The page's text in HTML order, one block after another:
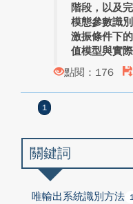
階段，以及
模態參數識
激振條件下
值模型與實
點閱：176
1
關鍵詞
唯輸出系統識別方法